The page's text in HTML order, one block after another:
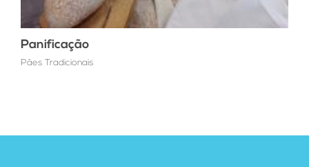
Panificação
Pães Tradicionais